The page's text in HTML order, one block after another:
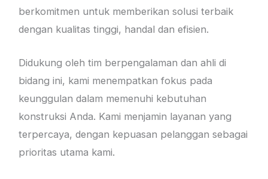
berkomitmen untuk memberikan solusi terbaik
dengan kualitas tinggi, handal dan efisien.
Didukung oleh tim berpengalaman dan ahli di
bidang ini, kami menempatkan fokus pada
keunggulan dalam memenuhi kebutuhan
konstruksi Anda. Kami menjamin layanan yang
terpercaya, dengan kepuasan pelanggan sebagai
prioritas utama kami.